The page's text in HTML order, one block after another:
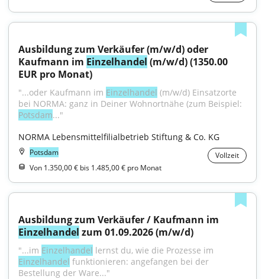
Ausbildung zum Verkäufer (m/w/d) oder
Kaufmann im Einzelhandel (m/w/d) (1350.00
EUR pro Monat)
"...oder Kaufmann im Einzelhandel (m/w/d) Einsatzorte
Potsdam..."
NORMA Lebensmittelfilialbetrieb Stiftung & Co. KG
Potsdam
Vollzeit
Von 1.350,00 € bis 1.485,00 € pro Monat
Einzelhandel zum 01.09.2026 (m/w/d)
"...im Einzelhandel
Einzelhandel funktionieren: angefangen bei der
Bestellung der Ware..."